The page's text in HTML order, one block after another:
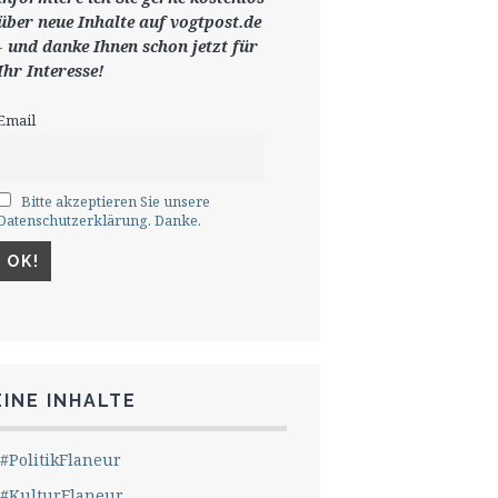
ber neue Inhalte auf vogtpost.de
und danke Ihnen schon jetzt für
Interesse!
Bitte akzeptieren Sie unsere
Danke.
INHALTE
#PolitikFlaneur